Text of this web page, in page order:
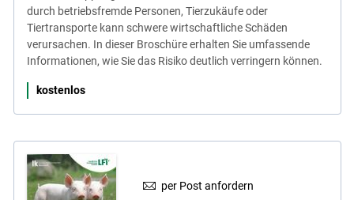
durch betriebsfremde Personen, Tierzukäufe oder
Tiertransporte kann schwere wirtschaftliche Schäden
verursachen. In dieser Broschüre erhalten Sie umfassende
Informationen, wie Sie das Risiko deutlich verringern können.
kostenlos
per Post anfordern